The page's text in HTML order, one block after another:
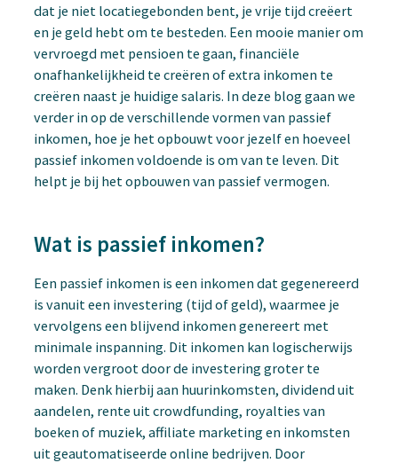
dat je niet locatiegebonden bent, je vrije tijd creëert
en je geld hebt om te besteden. Een mooie manier om
vervroegd met pensioen te gaan, financiële
onafhankelijkheid te creëren of extra inkomen te
creëren naast je huidige salaris. In deze blog gaan we
verder in op de verschillende vormen van passief
inkomen, hoe je het opbouwt voor jezelf en hoeveel
passief inkomen voldoende is om van te leven. Dit
helpt je bij het opbouwen van passief vermogen.
Wat is passief inkomen?
Een passief inkomen is een inkomen dat gegenereerd
is vanuit een investering (tijd of geld), waarmee je
vervolgens een blijvend inkomen genereert met
minimale inspanning. Dit inkomen kan logischerwijs
worden vergroot door de investering groter te
maken. Denk hierbij aan huurinkomsten, dividend uit
aandelen, rente uit crowdfunding, royalties van
boeken of muziek, affiliate marketing en inkomsten
uit geautomatiseerde online bedrijven. Door